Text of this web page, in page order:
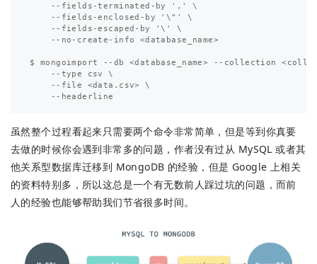
    --fields-terminated-by ',' \
    --fields-enclosed-by '\"' \
    --fields-escaped-by '\' \
    --no-create-info <database_name>
$ mongoimport --db <database_name> --collection
    --type csv \
    --file <data.csv> \
虽然整个过程看起来只需要两个命令非常简单，但是等到你真要
去做的时候你会遇到非常多的问题，作者没有过从 MySQL 或者其
他关系型数据库迁移到 MongoDB 的经验，但是 Google 上相关
的资料特别多，所以这总是一个有无数前人踩过坑的问题，而前
人的经验也能够帮助我们节省很多时间。